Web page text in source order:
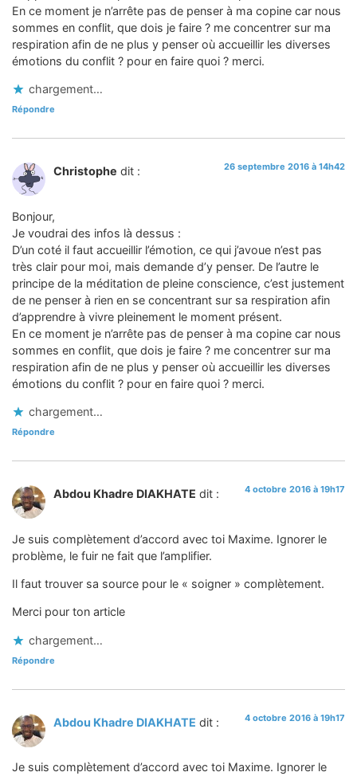
En ce moment je n’arrête pas de penser à ma copine car nous
sommes en conflit, que dois je faire ? me concentrer sur ma
respiration afin de ne plus y penser où accueillir les diverses
émotions du conflit ? pour en faire quoi ? merci.
chargement…
Répondre
Christophe dit : 26 septembre 2016 à 14h42
Bonjour,
Je voudrai des infos là dessus :
D’un coté il faut accueillir l’émotion, ce qui j’avoue n’est pas
très clair pour moi, mais demande d’y penser. De l’autre le
principe de la méditation de pleine conscience, c’est justement
de ne penser à rien en se concentrant sur sa respiration afin
d’apprendre à vivre pleinement le moment présent.
En ce moment je n’arrête pas de penser à ma copine car nous
sommes en conflit, que dois je faire ? me concentrer sur ma
respiration afin de ne plus y penser où accueillir les diverses
émotions du conflit ? pour en faire quoi ? merci.
chargement…
Répondre
Abdou Khadre DIAKHATE dit : 4 octobre 2016 à 19h17
Je suis complètement d’accord avec toi Maxime. Ignorer le
problème, le fuir ne fait que l’amplifier.
Il faut trouver sa source pour le « soigner » complètement.
Merci pour ton article
chargement…
Répondre
Abdou Khadre DIAKHATE dit : 4 octobre 2016 à 19h17
Je suis complètement d’accord avec toi Maxime. Ignorer le